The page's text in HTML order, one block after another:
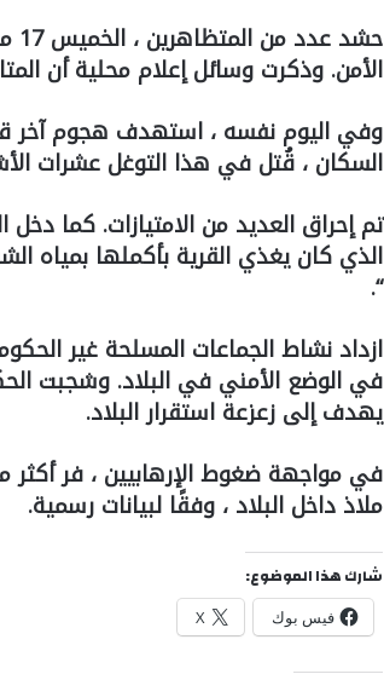
الأمن. وذكرت وسائل إعلام محلية أن
وفي اليوم نفسه ، استهدف هجوم آخر
السكان ، قُتل في هذا التوغل عشرات
تم إحراق العديد من الامتيازات. كما
الذي كان يغذي القرية بأكملها بمياه
“.
ازداد نشاط الجماعات المسلحة غير
في الوضع الأمني ​​في البلاد. وشجبت
يهدف إلى زعزعة استقرار البلاد.
في مواجهة ضغوط الإرهابيين ، فر
ملاذ داخل البلاد ، وفقًا لبيانات رسمية.
شارك هذا الموضوع:
فيس بوك X